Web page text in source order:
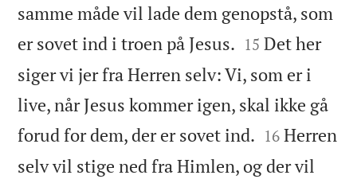
samme måde vil lade dem genopstå, som
er sovet ind i troen på Jesus. 

15 Det her
siger vi jer fra Herren selv: Vi, som er i
live, når Jesus kommer igen, skal ikke gå
forud for dem, der er sovet ind. 

16 Herren
selv vil stige ned fra Himlen, og der vil